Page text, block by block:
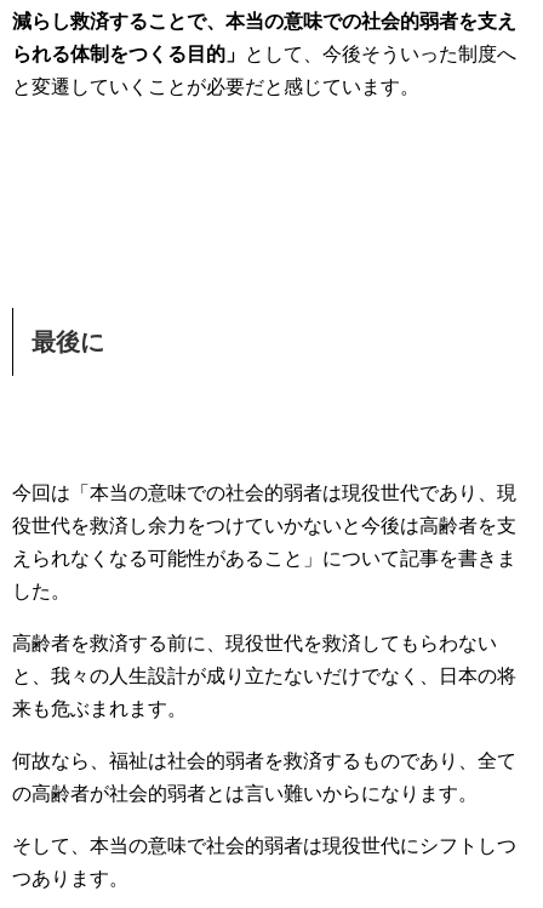
減らし救済することで、本当の意味での社会的弱者を支え
られる体制をつくる目的」 として、今後そういった制度へ
と変遷していくことが必要だと感じています。
最後に
今回は「本当の意味での社会的弱者は現役世代であり、現
役世代を救済し余力をつけていかないと今後は高齢者を支
えられなくなる可能性があること」について記事を書きま
した。
高齢者を救済する前に、現役世代を救済してもらわない
と、我々の人生設計が成り立たないだけでなく、日本の将
来も危ぶまれます。
何故なら、福祉は社会的弱者を救済するものであり、全て
の高齢者が社会的弱者とは言い難いからになります。
そして、本当の意味で社会的弱者は現役世代にシフトしつ
つあります。